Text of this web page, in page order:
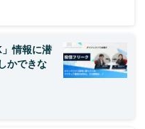
」情報に潜
かできな